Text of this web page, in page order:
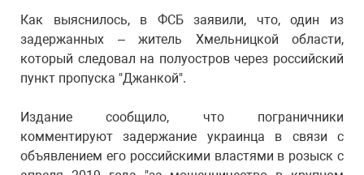
Как выяснилось, в ФСБ заявили, что, один из
задержанных – житель Хмельницкой области,
который следовал на полуостров через российский
пункт пропуска "Джанкой".
Издание сообщило, что пограничники
комментируют задержание украинца в связи с
объявлением его российскими властями в розыск с